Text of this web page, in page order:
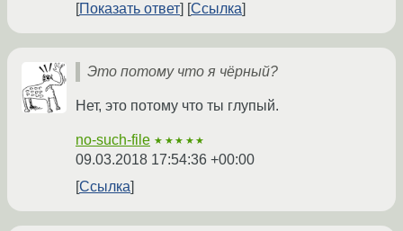
Показать ответ
Ссылка
Это потому что я чёрный?
Нет, это потому что ты глупый.
no-such-file ★★★★★
09.03.2018 17:54:36 +00:00
Ссылка